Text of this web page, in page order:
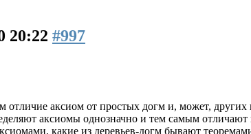
20:22 #997
отличие аксиом от простых догм и, может,
аксиомы однозначно и тем самым
какие из деревьев-догм бывают